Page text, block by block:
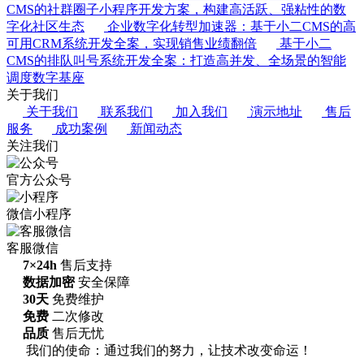
CMS的社群圈子小程序开发方案，构建高活跃、强粘性的数
字化社区生态
企业数字化转型加速器：基于小二CMS的高
可用CRM系统开发全案，实现销售业绩翻倍
基于小二
CMS的排队叫号系统开发全案：打造高并发、全场景的智能
调度数字基座
关于我们
关于我们
联系我们 加入我们 演示地址
售后
服务
成功案例
新闻动态
关注我们
官方公众号
微信小程序
客服微信
7×24h 售后支持
数据加密安全保障
30天 免费维护
免费 二次修改
品质 售后无忧
我们的使命：通过我们的努力，让技术改变命运！